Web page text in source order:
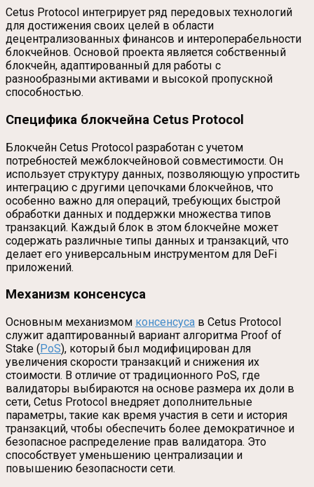
Cetus Protocol интегрирует ряд передовых технологий
для достижения своих целей в области
децентрализованных финансов и интероперабельности
блокчейнов. Основой проекта является собственный
блокчейн, адаптированный для работы с
разнообразными активами и высокой пропускной
способностью.
Специфика блокчейна Cetus Protocol
Блокчейн Cetus Protocol разработан с учетом
потребностей межблокчейновой совместимости. Он
использует структуру данных, позволяющую упростить
интеграцию с другими цепочками блокчейнов, что
особенно важно для операций, требующих быстрой
обработки данных и поддержки множества типов
транзакций. Каждый блок в этом блокчейне может
содержать различные типы данных и транзакций, что
делает его универсальным инструментом для DeFi
приложений.
Механизм консенсуса
Основным механизмом консенсуса в Cetus Protocol
служит адаптированный вариант алгоритма Proof of
Stake (PoS), который был модифицирован для
увеличения скорости транзакций и снижения их
стоимости. В отличие от традиционного PoS, где
валидаторы выбираются на основе размера их доли в
сети, Cetus Protocol внедряет дополнительные
параметры, такие как время участия в сети и история
транзакций, чтобы обеспечить более демократичное и
безопасное распределение прав валидатора. Это
способствует уменьшению централизации и
повышению безопасности сети.